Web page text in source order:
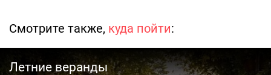
Смотрите также, куда пойти:
Летние веранды